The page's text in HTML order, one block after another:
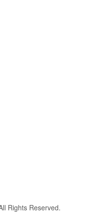
Rights Reserved.